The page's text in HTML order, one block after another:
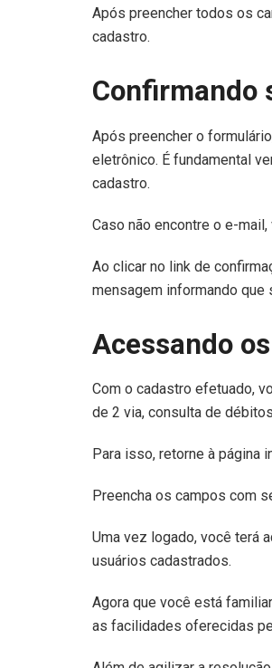
Após preencher todos os
cadastro.
Confirmando
Após preencher o
eletrônico. É fundamental
cadastro.
Caso não encontre o e-
Ao clicar no link de
mensagem informando
Acessando
Com o cadastro efetuado,
de 2 via, consulta de
Para isso, retorne à página
Preencha os campos com
Uma vez logado, você terá
usuários cadastrados.
Agora que você está
as facilidades oferecidas